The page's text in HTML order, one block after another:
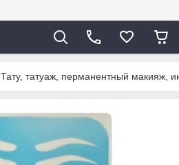
Тату, татуаж, перманентный макияж,